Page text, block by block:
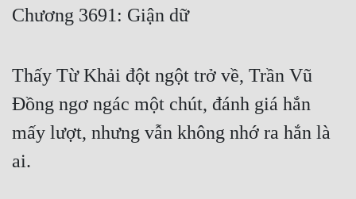
Free
Truyện Convert
Truyện Dịch
Truyện Nhập Môn
Truyện ngắn
Chương 3691: Giận dữ
Thấy Từ Khải đột ngột trở về, Trần Vũ
Đồng ngơ ngác một chút, đánh giá hắn
mấy lượt, nhưng vẫn không nhớ ra hắn là
ai.